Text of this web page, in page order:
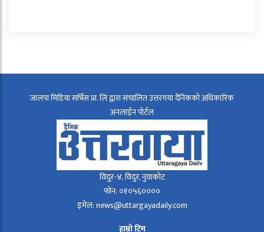
जालपा मिडिया सर्भिस प्रा. लि द्वारा संचालित उत्तरगया दैनिकको अधिकारिक
अनलाईन पोर्टल
विदुर-४, विदुर, नुवाकोट
फोन: ०१०५६००००
इमेल: news@uttargayadaily.com
हाम्रो टिम